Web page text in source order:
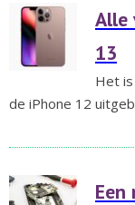
Alle
13
Het
de iPhone 12